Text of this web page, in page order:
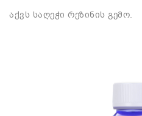
აქვს საღეჭი რეზინის გემო.